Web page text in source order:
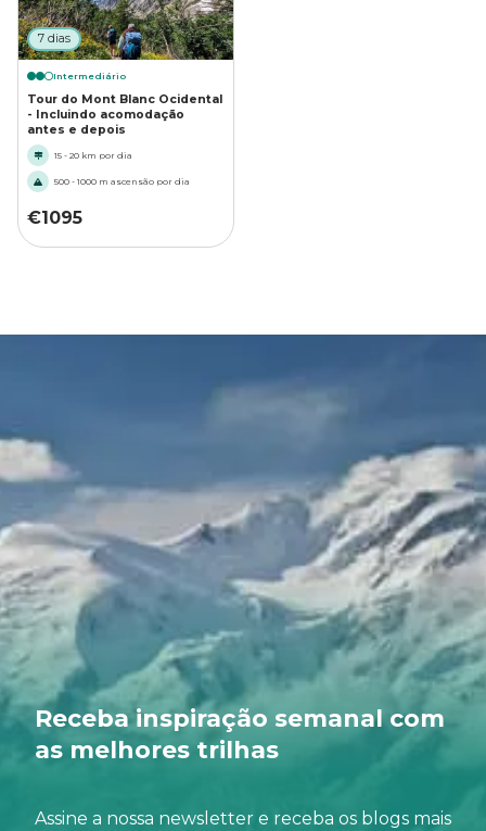
7 dias
Intermediário
Tour do Mont Blanc Ocidental
- Incluindo acomodação
antes e depois
15 - 20 km por dia
500 - 1000 m ascensão por dia
€1095
Receba inspiração semanal com
as melhores trilhas
Assine a nossa newsletter e receba os blogs mais